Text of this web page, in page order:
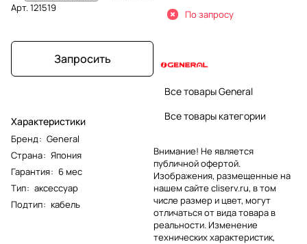
Арт.121519
Запросить
Характеристики
Бренд: General
Страна: Япония
Гарантия: 6 мес
Тип: аксессуар
Подтип: кабель
По запросу
Все товары General
Все товары категории
Внимание! Не является
публичной офертой.
Изображения, размещенные на
нашем сайте cliserv.ru, в том
числе размер и цвет, могут
отличаться от вида товара в
реальности. Изменение
технических характеристик,